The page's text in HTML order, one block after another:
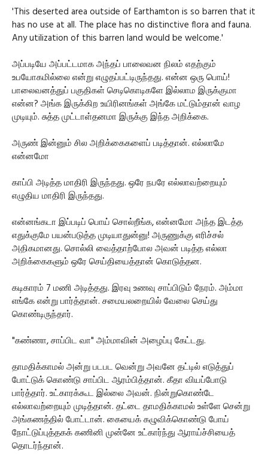
'This deserted area outside of Earthamton is so barren that it
has no use at all. The place has no distinctive flora and fauna.
Any utilization of this barren land would be welcome.'
அப்படியே அப்பட்டமாக அந்தப் பாலைவன நிலம் எதற்கும்
உபயோகமில்லை என்று எழுதப்பட்டிருந்தது. என்ன ஒரு பொய்!
பாலைவனத்துப் பகுதிகள் செடிகொடிகளே இல்லாம இருக்குமா
என்ன? அங்க இருக்கிற உயிரினங்கள் அங்கே மட்டும்தான் வாழ
முடியும். சுத்த முட்டாள்தனமா இருக்கு இந்த அறிக்கை.
அருண் இன்னும் சில அறிக்கைகளைப் படித்தான். எல்லாமே
என்னமோ
காப்பி அடித்த மாதிரி இருந்தது. ஒரே நபரே எல்லாவற்றையும்
எழுதிய மாதிரி இருந்தது.
என்னங்கடா இப்படிப் பொய் சொல்றீங்க, என்னமோ அந்த இடத்த
எதுக்குமே பயன்படுத்த முடியாதுன்னு! அருணுக்கு எரிச்சல்
அதிகமானது. சொல்லி வைத்தாற்போல அவன் படித்த எல்லா
அறிக்கைகளும் ஒரே செய்தியைத்தான் கொடுத்தன.
கடிகாரம் 7 மணி அடித்தது. இரவு உணவு சாப்பிடும் நேரம். அம்மா
எங்கே என்று பார்த்தான். சமையலறையில் வேலை செய்து
கொண்டிருந்தார்.
"கண்ணா, சாப்பிட வா" அம்மாவின் அழைப்பு கேட்டது.
தாமதிக்காமல் அன்று படபட வென்று அவனே தட்டில் எடுத்துப்
போட்டுக் கொண்டு சாப்பிட ஆரம்பித்தான். கீதா வியப்போடு
பார்த்தார். உட்காரக்கூட இல்லை அவன். நின்றுகொண்டே
எல்லாவற்றையும் முடித்தான். தட்டை தாமதிக்காமல் உள்ளே சென்று
அங்கணத்தில் போட்டான். கையைக் கழுவிக்கொண்டு போய்
நோட்டுப்புத்தகக் கணினி முன்னே உட்கார்ந்து ஆராய்ச்சியைத்
தொடர்ந்தான்.